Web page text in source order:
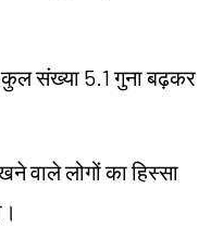
संख्या 5.1 गुना बढ़कर
वाले लोगों का हिस्सा